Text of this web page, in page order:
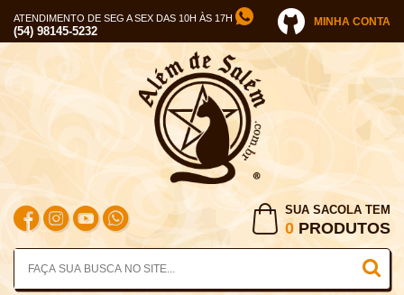
ATENDIMENTO DE SEG A SEX DAS 10H ÀS 17H
(54) 98145-5232
MINHA CONTA
SUA SACOLA TEM
0 PRODUTOS